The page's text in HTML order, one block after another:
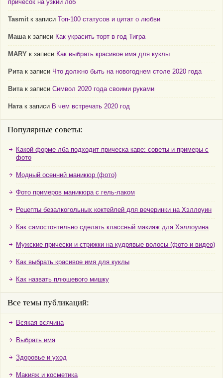
причесок на узкий лоб
Tasmit к записи Топ-100 статусов и цитат о любви
Машак записи Как украсить торт в год Тигра
MARY к записи Как выбрать красивое имя для куклы
Ритак записи Что должно быть на новогоднем столе 2020 года
Витак записи Символ 2020 года своими руками
Натак записи В чем встречать 2020 год
Популярные советы:
Какой форме лба подходит прическа каре: советы и примеры с
фото
Модный осенний маникюр (фото)
Фото примеров маникюра с гель-лаком
Рецепты безалкогольных коктейлей для вечеринки на Хэллоуин
Как самостоятельно сделать классный макияж для Хэллоуина
Мужские прически и стрижки на кудрявые волосы (фото и видео)
Как выбрать красивое имя для куклы
Как назвать плюшевого мишку
Все темы публикаций:
Всякая всячина
Выбрать имя
Здоровье и уход
Макияж и косметика